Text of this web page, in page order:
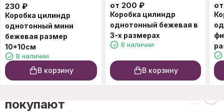
230 ₽
Коробка цилиндр
однотонный мини
бежевая размер
10*10см
В наличии
В корзину
от 200 ₽
Коробка цилиндр
однотонный бежевая в
3-х размерах
В наличии
В корзину
покупают